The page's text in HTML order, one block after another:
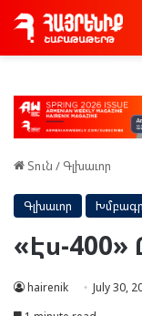
Տուն / Գլխաւոր
Գլխաւոր
«Էս-400»
hairenik July 30,